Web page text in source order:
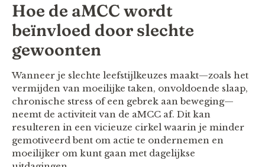
Hoe de aMCC wordt
beïnvloed door slechte
gewoonten
Wanneer je slechte leefstijlkeuzes maakt—zoals het
vermijden van moeilijke taken, onvoldoende slaap,
chronische stress of een gebrek aan beweging—
neemt de activiteit van de aMCC af. Dit kan
resulteren in een vicieuze cirkel waarin je minder
gemotiveerd bent om actie te ondernemen en
moeilijker om kunt gaan met dagelijkse